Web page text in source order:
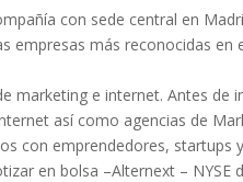
con sede central en
empresas más reconocidas en
marketing e internet. Antes de
así como agencias de
con emprendedores, startups
en bolsa –Alternext – NYSE